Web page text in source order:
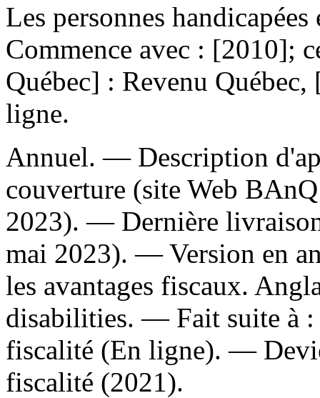
Les personnes
Commence avec : [2010];
Québec] : Revenu
ligne.
Annuel. — Description
couverture (site Web
2023). — Dernière
mai 2023). —Version en
les avantages fiscaux.
disabilities. — Fait suite à
fiscalité (En ligne). —
fiscalité (2021).